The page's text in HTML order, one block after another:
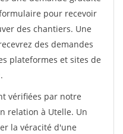
pour recevoir
des chantiers. Une
des demandes
plateformes et sites de
vérifiées par notre
relation à Utelle. Un
la véracité d'une